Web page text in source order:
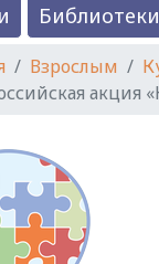
Библиотеки
Взрослым
акция